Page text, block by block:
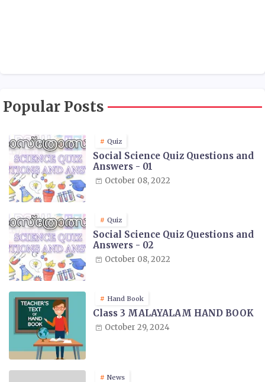
Popular Posts
Quiz
Social Science Quiz Questions and
Answers - 01
October 08, 2022
Quiz
Social Science Quiz Questions and
Answers - 02
October 08, 2022
Hand Book
Class 3 MALAYALAM HAND BOOK
October 29, 2024
News